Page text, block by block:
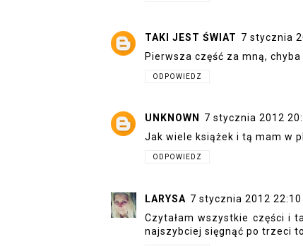
TAKI JEST ŚWIAT 7 stycznia
Pierwsza część za mną,
ODPOWIEDZ
UNKNOWN
7 stycznia 2012
Jak wiele książek i tą mam w
ODPOWIEDZ
LARYSA 7 stycznia 2012 22:10
Czytałam wszystkie części i
najszybciej sięgnąć po trzeci